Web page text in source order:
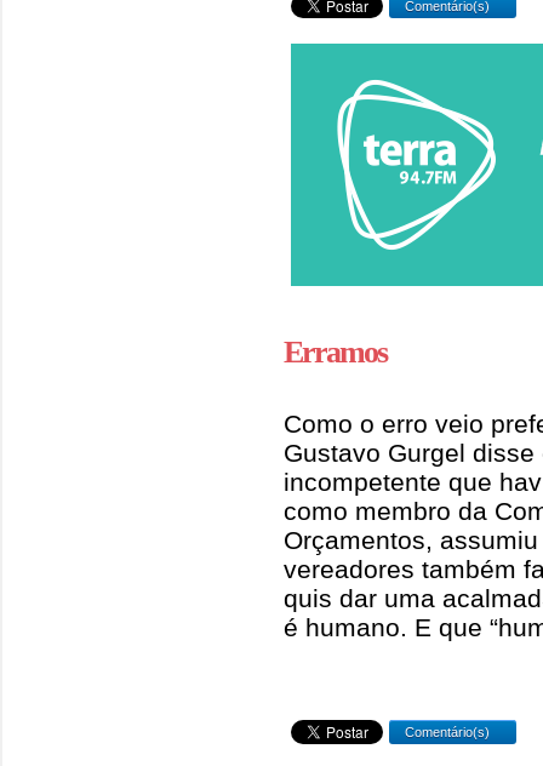
Comentário(s)
Erramos
Como o erro veio
Gustavo Gurgel
incompetente que
como membro da
Orçamentos,
vereadores também
quis dar uma
é humano. E que
Comentário(s)